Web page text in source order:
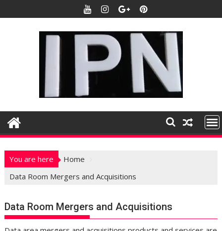
k
t
n
You are here
Home
Data Room Mergers and Acquisitions
Data Room Mergers and Acquisitions